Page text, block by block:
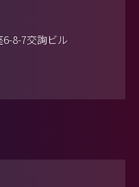
8-7交詢ビル